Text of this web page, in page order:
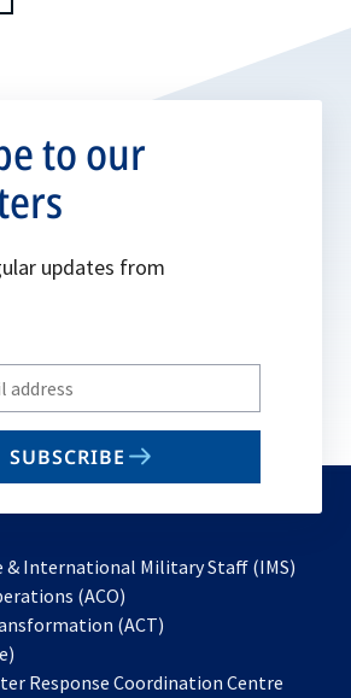
to our
updates from
SUBSCRIBE
International Military Staff (IMS)
(ACO)
in
new
(ACT)
a
inResponse Coordination Centre